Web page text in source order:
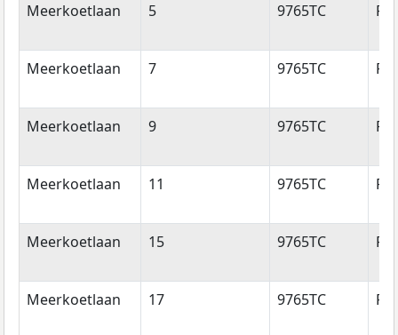
Meerkoetlaan 5 9765TC
Meerkoetlaan 7 9765TC
Meerkoetlaan 9 9765TC
Meerkoetlaan 11 9765TC
Meerkoetlaan 15 9765TC
Meerkoetlaan 17 9765TC